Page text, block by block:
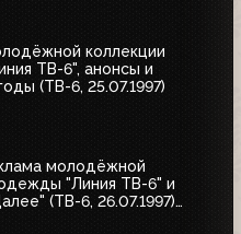
коллекции
ТВ-6", анонсы и
(ТВ-6, 25.07.1997)
молодёжной
"Линия ТВ-6" и
(ТВ-6, 26.07.1997)